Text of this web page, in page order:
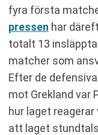
fyra första
pressen har
totalt 13
matcher som
Efter de
mot Grekland var
hur laget
att laget